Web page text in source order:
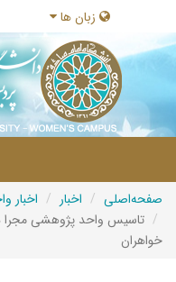
زبان ها
صفحه‌اصلی اخبار
اخبار
تاسیس واحد پژوهشی مجرا
خواهران